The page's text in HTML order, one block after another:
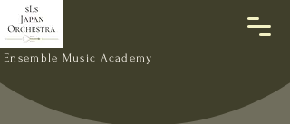
Ensemble Music Academy